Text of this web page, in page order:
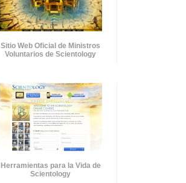
Sitio Web Oficial de Ministros
Voluntarios de Scientology
Herramientas para la Vida de
Scientology